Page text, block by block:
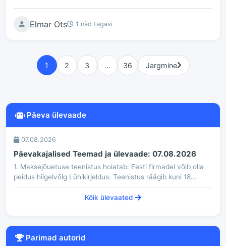
Elmar Ots 1 näd tagasi
1 2 3 … 36 Jargmine
Päeva ülevaade
07.08.2026
Päevakajalised Teemad ja ülevaade: 07.08.2026
1. Maksejõuetuse teenistus hoiatab: Eesti firmadel võib olla
peidus hiigelvõlg Lühikirjeldus: Teenistus räägib kuni 18...
Kõik ülevaated
Parimad autorid